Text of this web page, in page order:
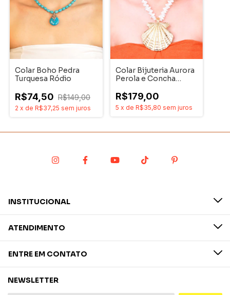
Colar Boho Pedra
Turquesa Ródio
R$74,50 R$149,00
2 x de R$37,25 sem juros
Colar Bijuteria Aurora
Perola e Concha
R$179,00
5 x de R$35,80 sem juros
INSTITUCIONAL
ATENDIMENTO
ENTRE EM CONTATO
NEWSLETTER